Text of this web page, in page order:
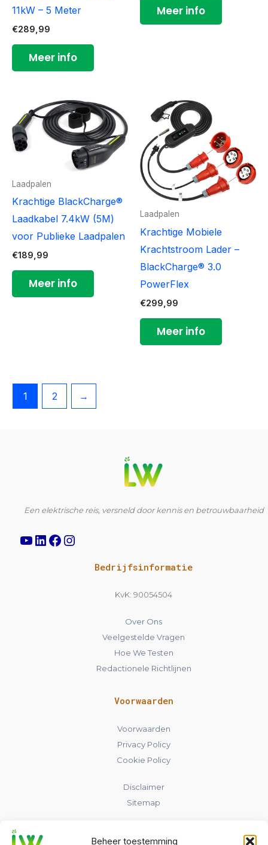
Beheer toestemming
11kW – 5 Meter
€289,99
Meer info
Meer info
Laadpalen
Krachtige BlackCharge®
Laadkabel 7.4kW (5M)
voor Publieke Laadpalen
€189,99
Meer info
Laadpalen
Krachtige Mobiele
Krachtstroom Lader –
BlackCharge® 3.0
PowerFlex
€299,99
Meer info
1 2 →
Een elektrische reis, versneld door kennis en betrouwbaarheid
Instagram
Bedrijfsinformatie
KvK: 90054504
Over Ons
Veelgestelde Vragen
Hoe We Testen
Redactionele Richtlijnen
Voorwaarden
Voorwaarden
Privacy Policy
Cookie Policy
Disclaimer
Sitemap